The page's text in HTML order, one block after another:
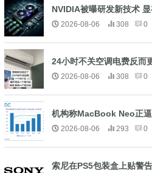
NVIDIA被曝研发新技术
2026-08-06 308 0
24小时不关空调电费反而
2026-08-06 308 0
机构称MacBook Neo正
2026-08-06 293 0
索尼在PS5包装盒上贴警